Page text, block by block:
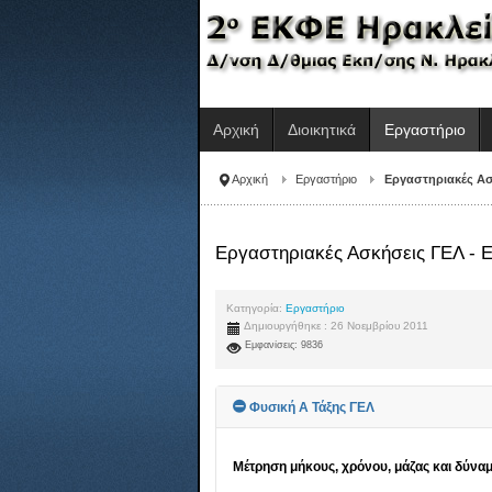
Αρχική Διοικητικά Εργαστήριο
Αρχική Εργαστήριο Εργαστηριακές
Εργαστηριακές Ασκήσεις ΓΕΛ -
Κατηγορία:Εργαστήριο
Δημιουργήθηκε : 26 Νοεμβρίου 2011
Εμφανίσεις: 9836
Φυσική Α Τάξης ΓΕΛ
Μέτρηση μήκους, χρόνου, μάζας και